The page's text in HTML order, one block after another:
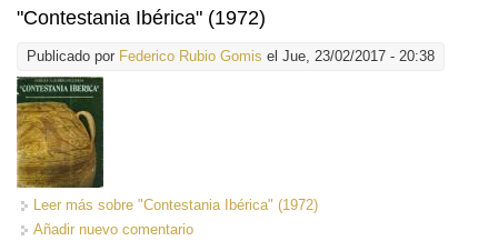
"Contestania Ibérica" (1972)
Publicado por Federico Rubio Gomis el Jue, 23/02/2017 - 20:38
Leer más sobre "Contestania Ibérica" (1972)
Añadir nuevo comentario